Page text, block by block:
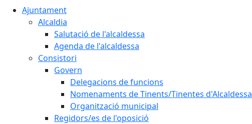
Ajuntament
Alcaldia
Salutació de l'alcaldessa
Agenda de l'alcaldessa
Consistori
Govern
Delegacions de funcions
Nomenaments de Tinents/Tinentes d'Alcaldessa
Organització municipal
Regidors/es de l'oposició